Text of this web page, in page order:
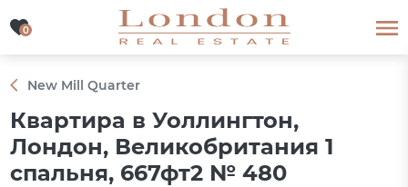
0
0
New Mill Quarter
Квартира в Уоллингтон,
Лондон, Великобритания 1
спальня, 667фт2 № 480